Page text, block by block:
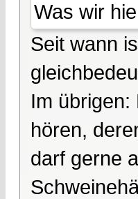
Was wir
Seit wann
Im
hören,
darf gerne